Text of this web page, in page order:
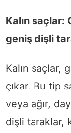
Kalın saçlar:
geniş dişli
Kalın saçlar,
çıkar. Bu tip
veya ağır,
dişli taraklar,